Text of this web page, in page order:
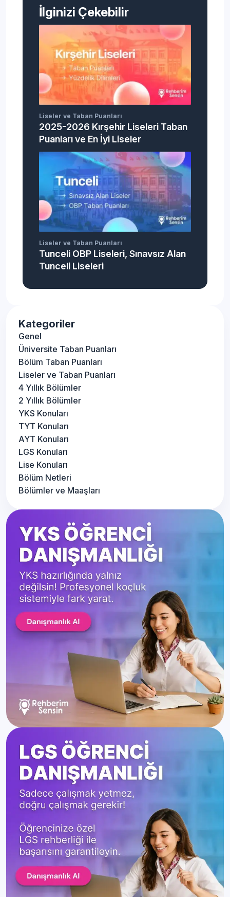
İlginizi Çekebilir
Liseler ve Taban Puanları
2025-2026 Kırşehir Liseleri Taban
Puanları ve En İyi Liseler
Liseler ve Taban Puanları
Tunceli OBP Liseleri, Sınavsız Alan
Tunceli Liseleri
Kategoriler
Genel
Üniversite Taban Puanları
Bölüm Taban Puanları
Liseler ve Taban Puanları
4 Yıllık Bölümler
2 Yıllık Bölümler
YKS Konuları
TYT Konuları
AYT Konuları
LGS Konuları
Lise Konuları
Bölüm Netleri
Bölümler ve Maaşları